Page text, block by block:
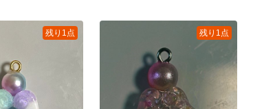
残り1点 残り1点